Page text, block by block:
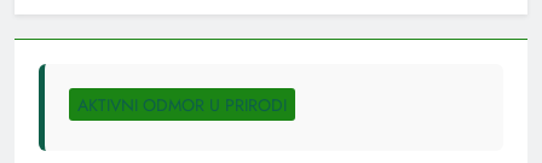
AKTIVNI ODMOR U PRIRODI